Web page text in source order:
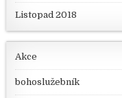
Listopad 2018
Akce
bohoslužebník